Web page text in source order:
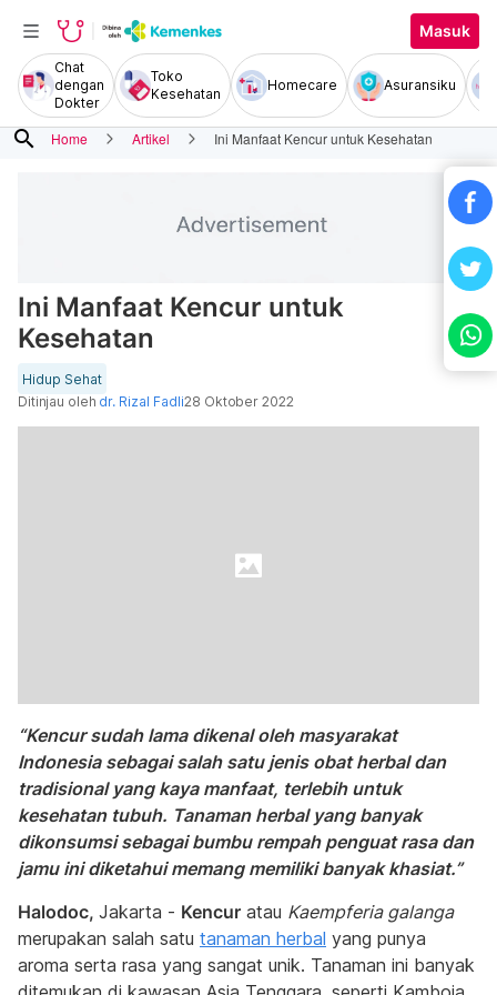
Masuk
Chat
dengan
Dokter
Toko
Kesehatan
Homecare Asuransiku
search Home Artikel Ini Manfaat Kencur untuk Kesehatan
Ini Manfaat Kencur untuk
Kesehatan
Hidup Sehat
Ditinjau oleh dr. Rizal Fadli28 Oktober 2022
“Kencur sudah lama dikenal oleh masyarakat
Indonesia sebagai salah satu jenis obat herbal dan
tradisional yang kaya manfaat, terlebih untuk
kesehatan tubuh. Tanaman herbal yang banyak
dikonsumsi sebagai bumbu rempah penguat rasa dan
jamu ini diketahui memang memiliki banyak khasiat.”
Halodoc, Jakarta - Kencur atau Kaempferia galanga
merupakan salah satu tanaman herbal yang punya
aroma serta rasa yang sangat unik. Tanaman ini banyak